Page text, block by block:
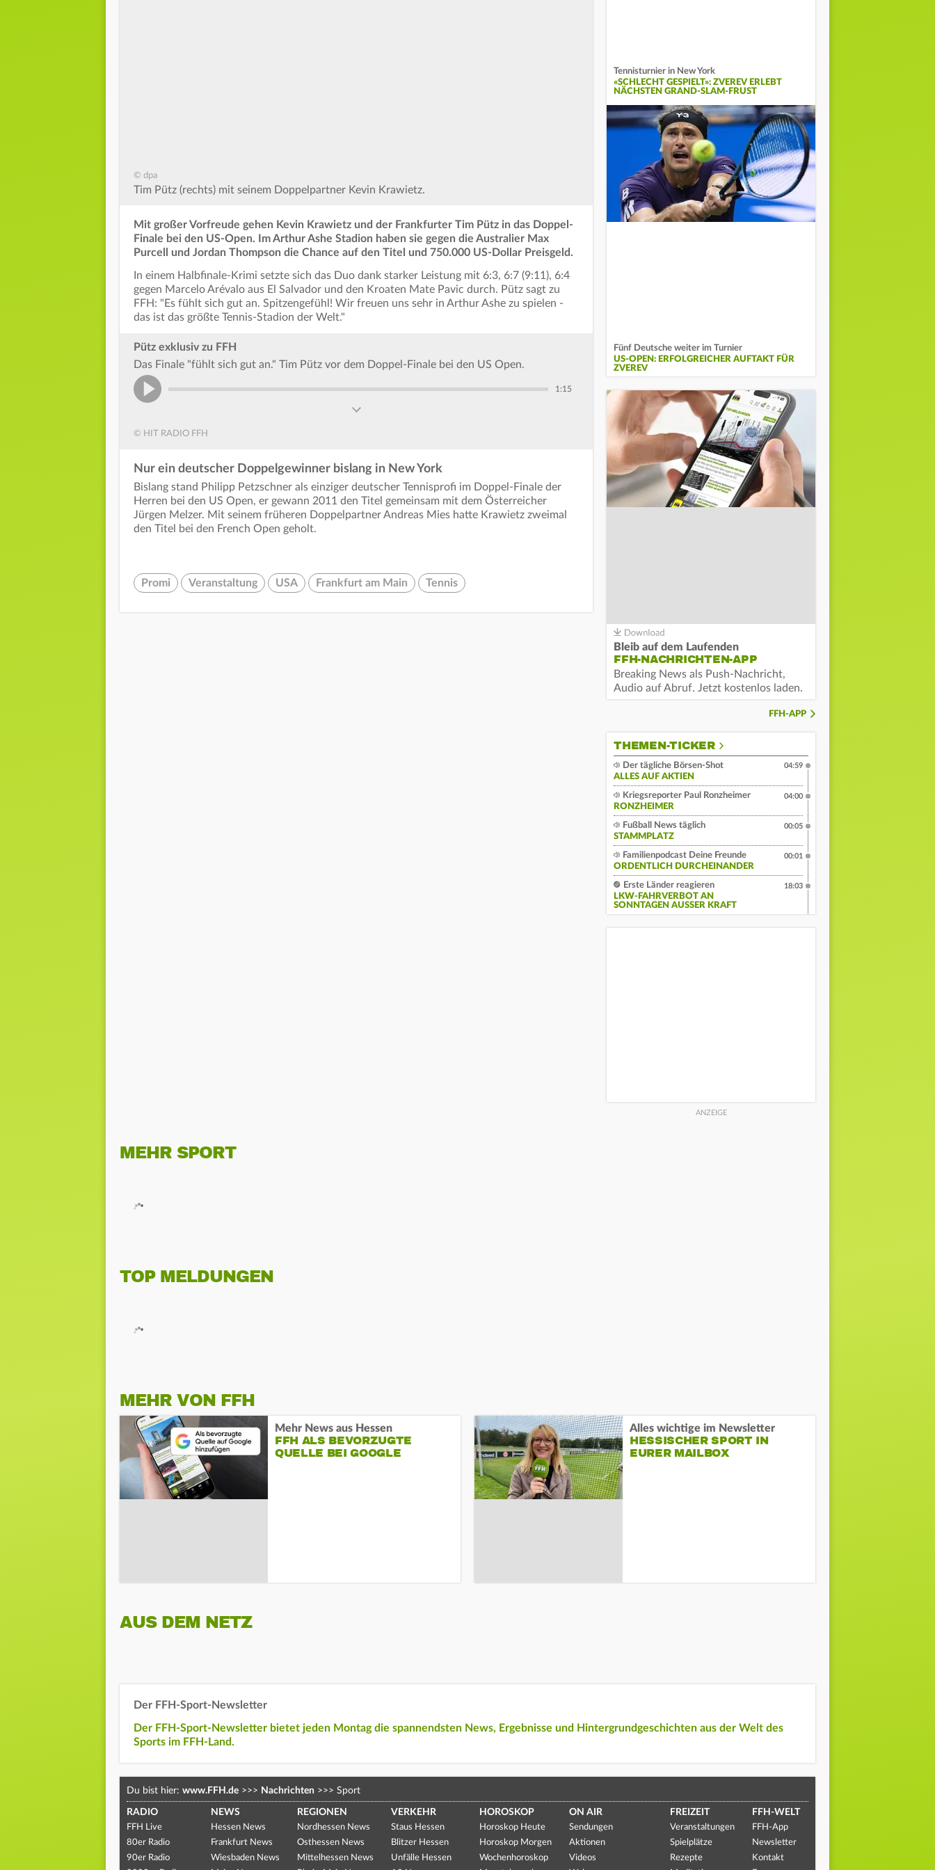
© dpa
Tim Pütz (rechts) mit seinem Doppelpartner Kevin Krawietz.
Mit großer Vorfreude gehen Kevin Krawietz und der Frankfurter Tim Pütz in das Doppel-
Finale bei den US-Open. Im Arthur Ashe Stadion haben sie gegen die Australier Max
Purcell und Jordan Thompson die Chance auf den Titel und 750.000 US-Dollar Preisgeld.
In einem Halbfinale-Krimi setzte sich das Duo dank starker Leistung mit 6:3, 6:7 (9:11), 6:4
gegen Marcelo Arévalo aus El Salvador und den Kroaten Mate Pavic durch. Pütz sagt zu
FFH: "Es fühlt sich gut an. Spitzengefühl! Wir freuen uns sehr in Arthur Ashe zu spielen -
das ist das größte Tennis-Stadion der Welt."
Pütz exklusiv zu FFH
Das Finale "fühlt sich gut an." Tim Pütz vor dem Doppel-Finale bei den US Open.
1:15
© HIT RADIO FFH
Nur ein deutscher Doppelgewinner bislang in New York
Bislang stand Philipp Petzschner als einziger deutscher Tennisprofi im Doppel-Finale der
Herren bei den US Open, er gewann 2011 den Titel gemeinsam mit dem Österreicher
Jürgen Melzer. Mit seinem früheren Doppelpartner Andreas Mies hatte Krawietz zweimal
den Titel bei den French Open geholt.
Promi Veranstaltung USA Frankfurt am Main Tennis
Tennisturnier in New York
«SCHLECHT GESPIELT»: ZVEREV ERLEBT
NÄCHSTEN GRAND-SLAM-FRUST
Fünf Deutsche weiter im Turnier
US-OPEN: ERFOLGREICHER AUFTAKT FÜR
ZVEREV
Bleib auf dem Laufenden
FFH-NACHRICHTEN-APP
Breaking News als Push-Nachricht,
Audio auf Abruf. Jetzt kostenlos laden.
FFH-APP
THEMEN-TICKER
Der tägliche Börsen-Shot
ALLES AUF AKTIEN
04:59
Kriegsreporter Paul Ronzheimer
RONZHEIMER
04:00
Fußball News täglich
STAMMPLATZ
00:05
Familienpodcast Deine Freunde
ORDENTLICH DURCHEINANDER
00:01
Erste Länder reagieren
LKW-FAHRVERBOT AN
SONNTAGEN AUSSER KRAFT
18:03
MEHR SPORT
TOP MELDUNGEN
MEHR VON FFH
Mehr News aus Hessen
FFH ALS BEVORZUGTE
QUELLE BEI GOOGLE
Alles wichtige im Newsletter
HESSISCHER SPORT IN
EURER MAILBOX
AUS DEM NETZ
Der FFH-Sport-Newsletter
Der FFH-Sport-Newsletter bietet jeden Montag die spannendsten News, Ergebnisse und Hintergrundgeschichten aus der Welt des
Sports im FFH-Land.
Du bist hier: www.FFH.de >>> Nachrichten >>> Sport
RADIO
FFH Live
80er Radio
90er Radio
NEWS
Hessen News
Frankfurt News
Wiesbaden News
REGIONEN
Nordhessen News
Osthessen News
Mittelhessen News
VERKEHR
Staus Hessen
Blitzer Hessen
Unfälle Hessen
HOROSKOP
Horoskop Heute
Horoskop Morgen
Wochenhoroskop
ON AIR
Sendungen
Aktionen
Videos
FREIZEIT
Veranstaltungen
Spielplätze
Rezepte
FFH-WELT
FFH-App
Newsletter
Kontakt